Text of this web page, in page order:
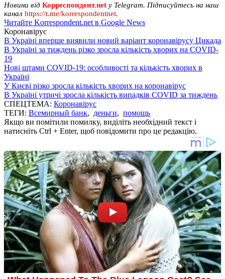
Новини від Корреспондент.net у Telegram. Підписуйтесь на наш
канал https://t.me/korrespondentnet.
Читайте Korrespondent.net в Google News
Коронавірус
В Україні вперше виявили новий варіант коронавірусу Цикада
В Україні за тиждень різко зросла кількість хворих на COVID-
19
Нові штами COVID-19: особливості та кількість хворих в
Україні
У Києві різко зросла кількість хворих на коронавірус
В Україні утричі зросла кількість випадків COVID за тиждень
СПЕЦТЕМА: Коронавірус
ТЕГИ: Всемирный банк, деньги, помощь
Якщо ви помітили помилку, виділіть необхідний текст і
натисніть Ctrl + Enter, щоб повідомити про це редакцію.